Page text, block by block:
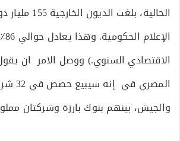
الحالية، بلغت
الاقتصادي السنوي.) ووصل الامر ان
والجيش، بينهم بنوك بارزة وشركتان